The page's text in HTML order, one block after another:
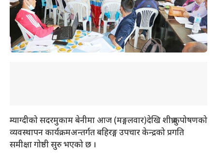
म्याग्दीको सदरमुकाम बेनीमा आज (मङ्गलवार)देखि शीघ्र कुपोषणको
व्यवस्थापन कार्यक्रमअन्तर्गत बहिरङ्ग उपचार केन्द्रको प्रगति
समीक्षा गोष्ठी सुरु भएको छ ।